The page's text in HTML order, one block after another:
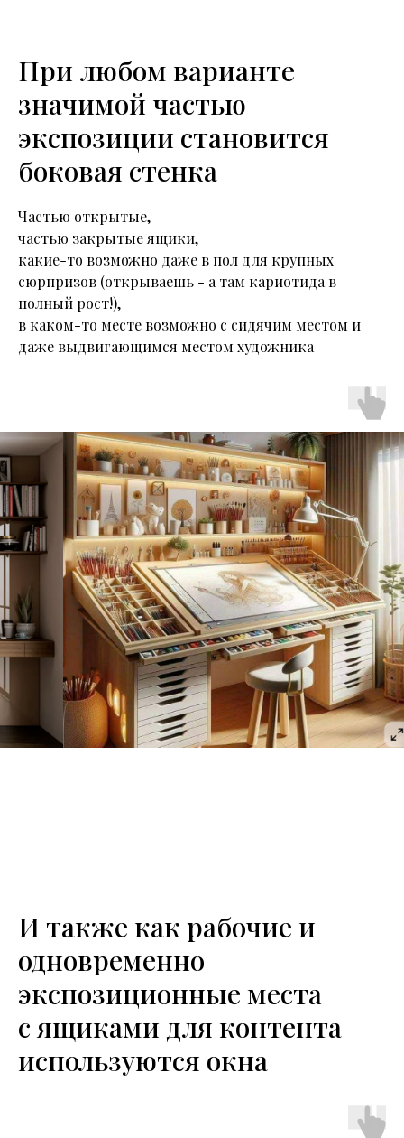
При любом варианте
значимой частью
экспозиции становится
боковая стенка
Частью открытые,
частью закрытые ящики,
какие-то возможно даже в пол для крупных
сюрпризов (открываешь - а там кариотида в
полный рост!),
в каком-то месте возможно с сидячим местом и
даже выдвигающимся местом художника
И также как рабочие и
одновременно
экспозиционные места
с ящиками для контента
используются окна